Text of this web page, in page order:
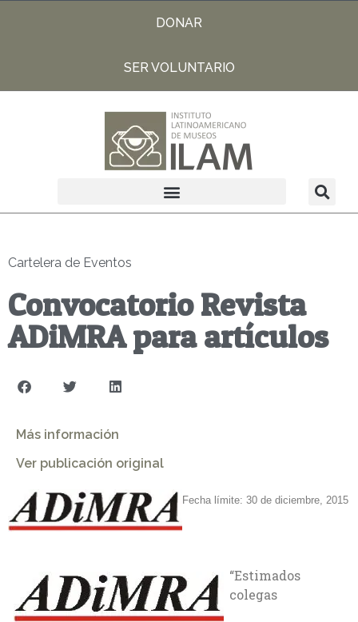
DONAR
SER VOLUNTARIO
Cartelera de Eventos
Convocatorio Revista
ADiMRA para artículos
Más información
Ver publicación original
Fecha límite: 30 de diciembre, 2015
“Estimados
colegas